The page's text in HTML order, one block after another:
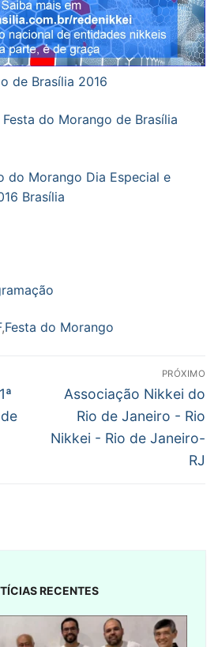
de Brasília 2016
do Morango de Brasília
do Morango Dia Especial e
Brasília
,Festa do Morango
PRÓXIMO
Próximo
post:
Associação Nikkei do
Rio de Janeiro - Rio
Nikkei - Rio de Janeiro-
RJ
RECENTES